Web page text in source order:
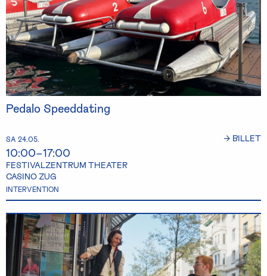
SA 24.05.
10:00–17:00
FESTIVALZENTRUM THEATER
CASINO ZUG
INTERVENTION
Pedalo Speeddating
→ BILLET